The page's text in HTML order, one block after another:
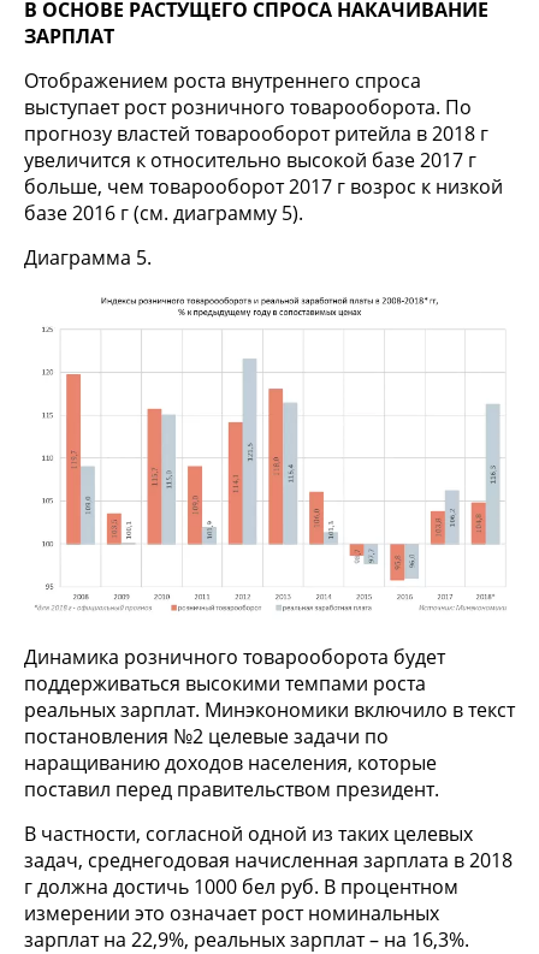
В ОСНОВЕ РАСТУЩЕГО СПРОСА НАКАЧИВАНИЕ
ЗАРПЛАТ
Отображением роста внутреннего спроса
выступает рост розничного товарооборота. По
прогнозу властей товарооборот ритейла в 2018 г
увеличится к относительно высокой базе 2017 г
больше, чем товарооборот 2017 г возрос к низкой
базе 2016 г (см. диаграмму 5).
Диаграмма 5.
Динамика розничного товарооборота будет
поддерживаться высокими темпами роста
реальных зарплат. Минэкономики включило в текст
постановления №2 целевые задачи по
наращиванию доходов населения, которые
поставил перед правительством президент.
В частности, согласной одной из таких целевых
задач, среднегодовая начисленная зарплата в 2018
г должна достичь 1000 бел руб. В процентном
измерении это означает рост номинальных
зарплат на 22,9%, реальных зарплат – на 16,3%.